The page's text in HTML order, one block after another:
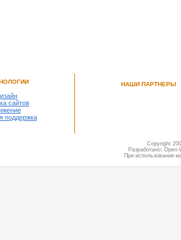
сайтов
поддержка
НАШИ ПАРТНЕРЫ
Copyright
Разработано:
При использовании